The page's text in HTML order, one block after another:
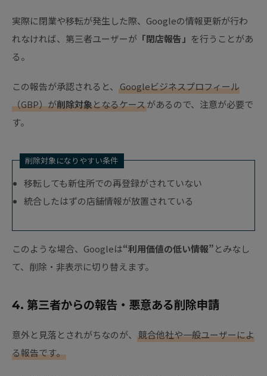
実際に閉業や移転が発生した際、Googleの情報更新が行わ
れなければ、第三者ユーザーが 「閉店報告」 を行うことがあ
る。
この報告が承認されると、 Googleビジネスプロフィール
（GBP）が削除対象となるケースがあるので、注意が必要で
す。
削除対象になりやすい条件
移転しても新住所での再登録がされていない
統合したはずの店舗情報が放置されている
このような場合、Googleは“利用価値の低い情報”とみなし
て、削除・非表示に切り替えます。
4. 第三者からの報告・悪意ある削除申請
意外と見落とされがちなのが、 競合他社や一般ユーザーによ
る報告です。